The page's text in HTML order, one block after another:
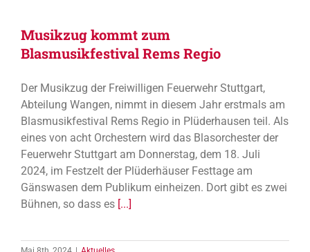
Musikzug kommt zum
Blasmusikfestival Rems Regio
Der Musikzug der Freiwilligen Feuerwehr Stuttgart,
Abteilung Wangen, nimmt in diesem Jahr erstmals am
Blasmusikfestival Rems Regio in Plüderhausen teil. Als
eines von acht Orchestern wird das Blasorchester der
Feuerwehr Stuttgart am Donnerstag, dem 18. Juli
2024, im Festzelt der Plüderhäuser Festtage am
Gänswasen dem Publikum einheizen. Dort gibt es zwei
Bühnen, so dass es [...]